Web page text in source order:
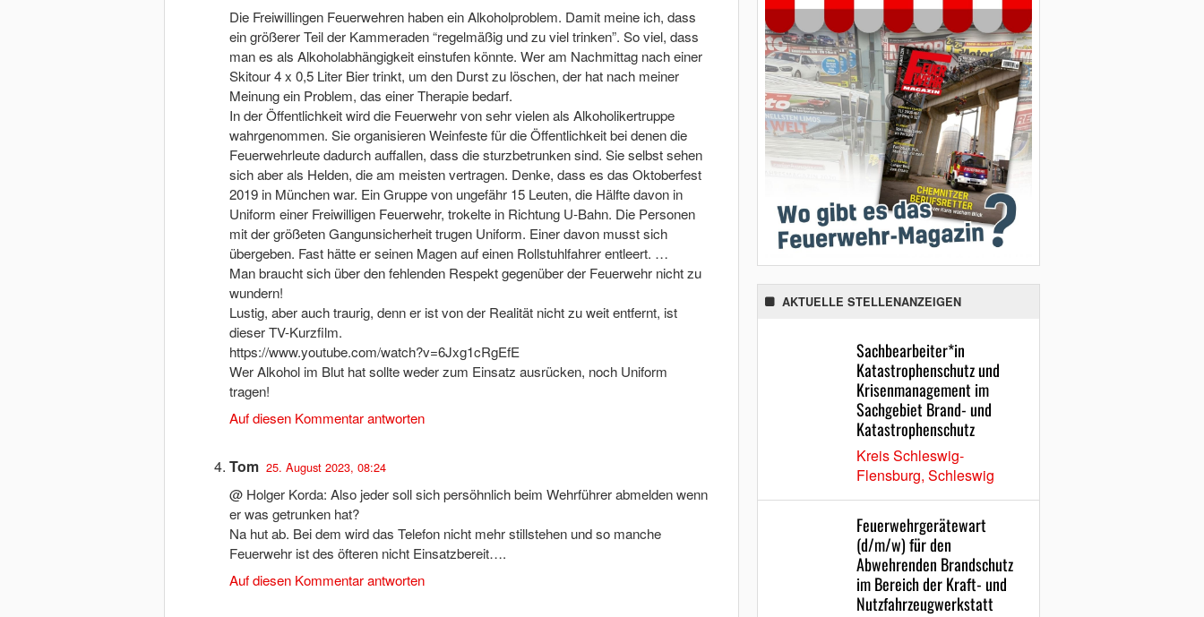
Die Freiwillingen Feuerwehren haben ein Alkoholproblem. Damit meine ich, dass
ein größerer Teil der Kammeraden “regelmäßig und zu viel trinken”. So viel, dass
man es als Alkoholabhängigkeit einstufen könnte. Wer am Nachmittag nach einer
Skitour 4 x 0,5 Liter Bier trinkt, um den Durst zu löschen, der hat nach meiner
Meinung ein Problem, das einer Therapie bedarf.
In der Öffentlichkeit wird die Feuerwehr von sehr vielen als Alkoholikertruppe
wahrgenommen. Sie organisieren Weinfeste für die Öffentlichkeit bei denen die
Feuerwehrleute dadurch auffallen, dass die sturzbetrunken sind. Sie selbst sehen
sich aber als Helden, die am meisten vertragen. Denke, dass es das Oktoberfest
2019 in München war. Ein Gruppe von ungefähr 15 Leuten, die Hälfte davon in
Uniform einer Freiwilligen Feuerwehr, trokelte in Richtung U-Bahn. Die Personen
mit der größeten Gangunsicherheit trugen Uniform. Einer davon musst sich
übergeben. Fast hätte er seinen Magen auf einen Rollstuhlfahrer entleert. …
Man braucht sich über den fehlenden Respekt gegenüber der Feuerwehr nicht zu
wundern!
Lustig, aber auch traurig, denn er ist von der Realität nicht zu weit entfernt, ist
dieser TV-Kurzfilm.
https://www.youtube.com/watch?v=6Jxg1cRgEfE
Wer Alkohol im Blut hat sollte weder zum Einsatz ausrücken, noch Uniform
tragen!
Auf diesen Kommentar antworten
Tom 25. August 2023, 08:24
@ Holger Korda: Also jeder soll sich persöhnlich beim Wehrführer abmelden wenn
er was getrunken hat?
Na hut ab. Bei dem wird das Telefon nicht mehr stillstehen und so manche
Feuerwehr ist des öfteren nicht Einsatzbereit….
Auf diesen Kommentar antworten
AKTUELLE STELLENANZEIGEN
Sachbearbeiter*in
Katastrophenschutz und
Krisenmanagement im
Sachgebiet Brand- und
Katastrophenschutz
Kreis Schleswig-
Flensburg, Schleswig
Feuerwehrgerätewart
(d/m/w) für den
Abwehrenden Brandschutz
im Bereich der Kraft- und
Nutzfahrzeugwerkstatt